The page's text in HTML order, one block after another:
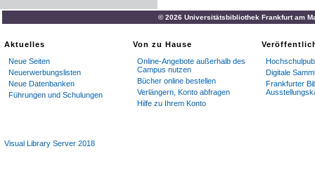
© 2026 Universitätsbibliothek Frankfurt am
Aktuelles
Neue Seiten
Neuerwerbungslisten
Neue Datenbanken
Führungen und Schulungen
Von zu Hause
Online-Angebote außerhalb des
Campus nutzen
Bücher online bestellen
Verlängern, Konto abfragen
Hilfe zu Ihrem Konto
Digitale
Frankfurter
Visual Library Server 2018